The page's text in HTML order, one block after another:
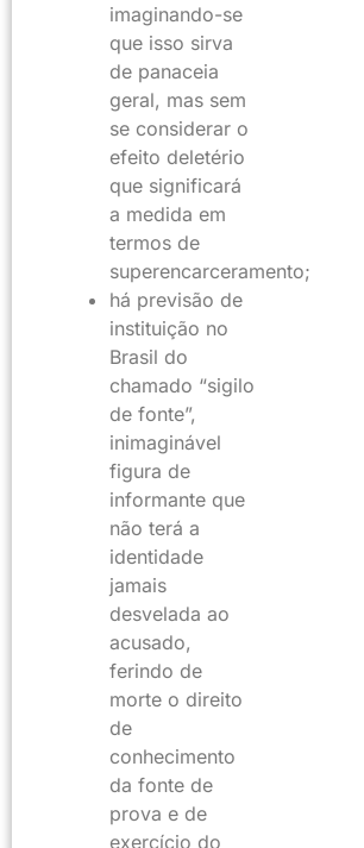
imaginando-se
que isso sirva
de panaceia
geral, mas sem
se considerar o
efeito deletério
que significará
a medida em
termos de
superencarceramento;
há previsão de
instituição no
Brasil do
chamado “sigilo
de fonte”,
inimaginável
figura de
informante que
não terá a
identidade
jamais
desvelada ao
acusado,
ferindo de
morte o direito
de
conhecimento
da fonte de
prova e de
exercício do